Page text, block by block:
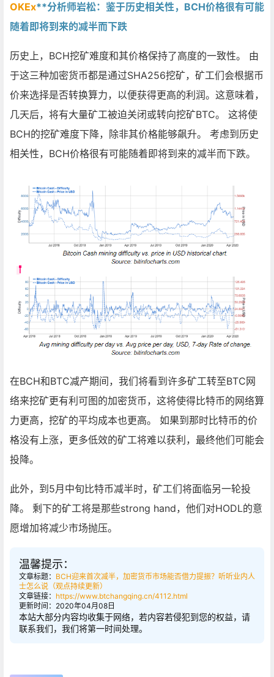
OKEx**分析师岩松：鉴于历史相关性，BCH价格很有可能
随着即将到来的减半而下跌
历史上，BCH挖矿难度和其价格保持了高度的一致性。 由
于这三种加密货币都是通过SHA256挖矿，矿工们会根据币
价来选择是否转换算力，以便获得更高的利润。这意味着，
几天后，将有大量矿工被迫关闭或转向挖矿BTC。 这将使
BCH的挖矿难度下降，除非其价格能够飙升。 考虑到历史
相关性，BCH价格很有可能随着即将到来的减半而下跌。
在BCH和BTC减产期间，我们将看到许多矿工转至BTC网
络来挖矿更有利可图的加密货币，这将使得比特币的网络算
力更高，挖矿的平均成本也更高。 如果到那时比特币的价
格没有上涨，更多低效的矿工将难以获利，最终他们可能会
投降。
此外，到5月中旬比特币减半时，矿工们将面临另一轮投
降。 剩下的矿工将是那些strong hand，他们对HODL的意
愿增加将减少市场抛压。
温馨提示：
文章标题： BCH迎来首次减半，加密货币市场能否借力提振？听听业内人
士怎么说（观点持续更新）
文章链接： https://www.btchangqing.cn/4112.html
更新时间：2020年04月08日
本站大部分内容均收集于网络，若内容若侵犯到您的权益，请
联系我们，我们将第一时间处理。